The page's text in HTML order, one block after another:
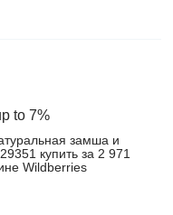
to 7%
замша и
купить за 2 971
Wildberries